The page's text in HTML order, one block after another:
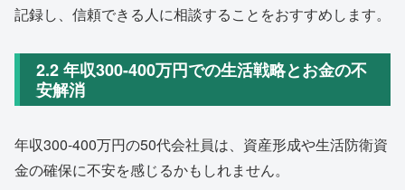
記録し、信頼できる人に相談することをおすすめします。
2.2 年収300-400万円での生活戦略とお金の不
安解消
年収300-400万円の50代会社員は、資産形成や生活防衛資
金の確保に不安を感じるかもしれません。